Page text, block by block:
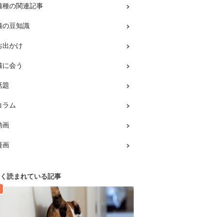
種の関連記事
の豆知識
出かけ
に会う
題
ラム
画
画
読まれている記事